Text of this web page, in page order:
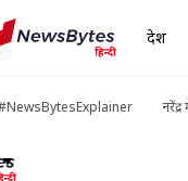
देश
नरेंद्र